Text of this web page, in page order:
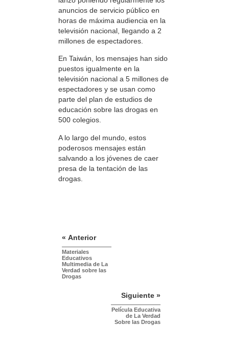
anuncios de servicio público en
horas de máxima audiencia en la
televisión nacional, llegando a 2
millones de espectadores.
En Taiwán, los mensajes han sido
puestos igualmente en la
televisión nacional a 5 millones de
espectadores y se usan como
parte del plan de estudios de
educación sobre las drogas en
500 colegios.
A lo largo del mundo, estos
poderosos mensajes están
salvando a los jóvenes de caer
presa de la tentación de las
drogas.
« Anterior
Materiales
Educativos
Multimedia de La
Verdad sobre las
Drogas
Siguiente »
Película Educativa
de La Verdad
Sobre las Drogas